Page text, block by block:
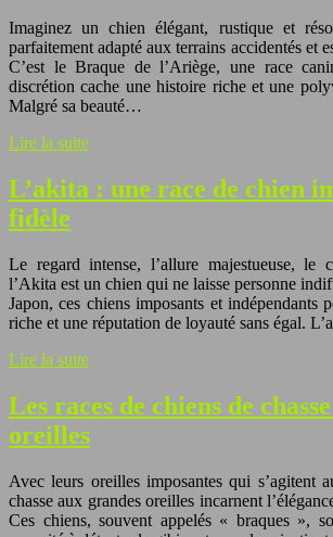
Imaginez un chien élégant, rustique et
parfaitement adapté aux terrains accidentés et
C’est le Braque de l’Ariège, une race
discrétion cache une histoire riche et une
Malgré sa beauté…
Lire la suite
L’akita : une race de chien
fidèle
Le regard intense, l’allure majestueuse, le
l’Akita est un chien qui ne laisse personne
Japon, ces chiens imposants et indépendants
riche et une réputation de loyauté sans égal.
Lire la suite
Les races de chiens de
oreilles
Avec leurs oreilles imposantes qui s’agitent
chasse aux grandes oreilles incarnent
Ces chiens, souvent appelés « braques »,